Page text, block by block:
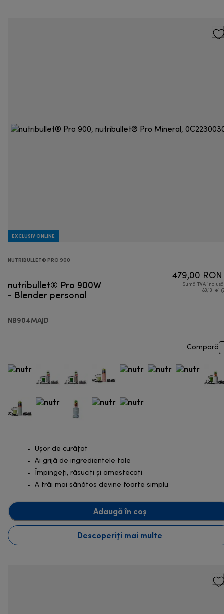
EXCLUSIV ONLINE
NUTRIBULLET® PRO 900
nutribullet® Pro 900W
- Blender personal
NB904MAJD
479,00 RON
Sumă TVA
83,13 lei
Compară
Ușor de curățat
Ai grijă de ingredientele tale
Împingeți, răsuciți și amestecați
A trăi mai sănătos devine foarte simplu
Adaugă în coș
Descoperiți mai multe